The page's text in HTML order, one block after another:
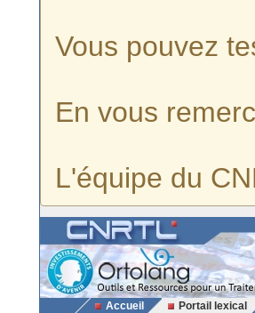
Vous pouvez
En vous
L'équipe du
Accueil Portail lexical